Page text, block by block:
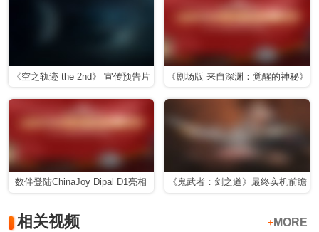
《空之轨迹 the 2nd》 宣传预告片
《剧场版 来自深渊：觉醒的神秘》
预告影片
数伴登陆ChinaJoy Dipal D1亮相 《鬼武者：剑之道》最终实机前瞻
相关视频 +MORE